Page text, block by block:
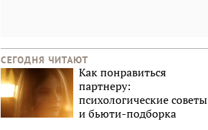
СЕГОДНЯ ЧИТАЮТ
Как понравиться
партнеру:
психологические советы
и бьюти-подборка